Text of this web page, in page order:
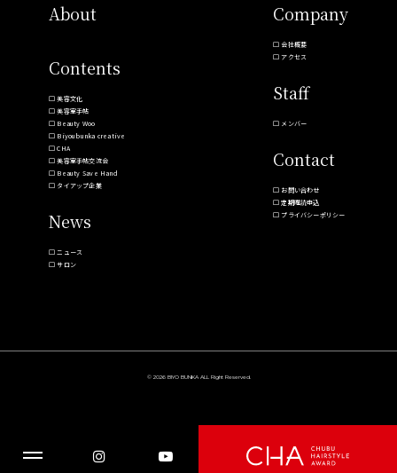
About
Contents
美容文化
美容室手帖
Beauty Woo
Biyoubunka creative
CHA
美容室手帖交流会
Beauty Save Hand
タイアップ企業
News
ニュース
サロン
Company
会社概要
アクセス
Staff
メンバー
Contact
お問い合わせ
定期購読申込
プライバシーポリシー
© 2026 BIYO BUNKA ALL Right Reserved.